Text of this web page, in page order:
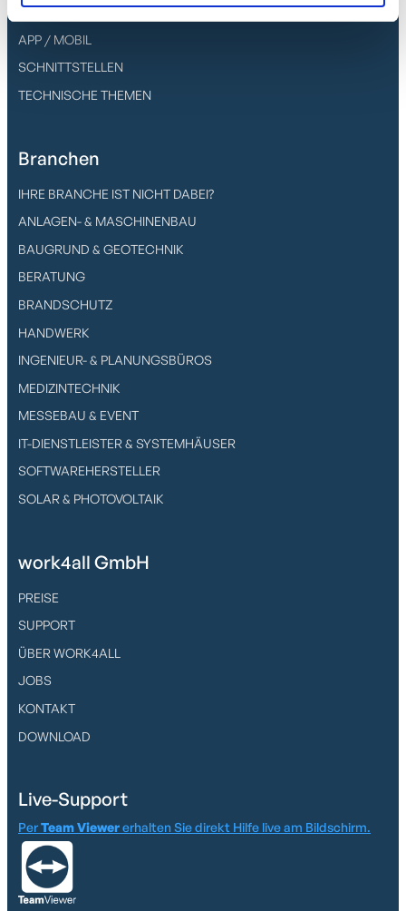
HR / PERSONAL
APP / MOBIL
SCHNITTSTELLEN
TECHNISCHE THEMEN
Branchen
IHRE BRANCHE IST NICHT DABEI?
ANLAGEN- & MASCHINENBAU
BAUGRUND & GEOTECHNIK
BERATUNG
BRANDSCHUTZ
HANDWERK
INGENIEUR- & PLANUNGSBÜROS
MEDIZINTECHNIK
MESSEBAU & EVENT
IT-DIENSTLEISTER & SYSTEMHÄUSER
SOFTWAREHERSTELLER
SOLAR & PHOTOVOLTAIK
work4all GmbH
PREISE
SUPPORT
ÜBER WORK4ALL
JOBS
KONTAKT
DOWNLOAD
Live-Support
PerTeam Viewererhalten Sie direkt Hilfe live am Bildschirm.